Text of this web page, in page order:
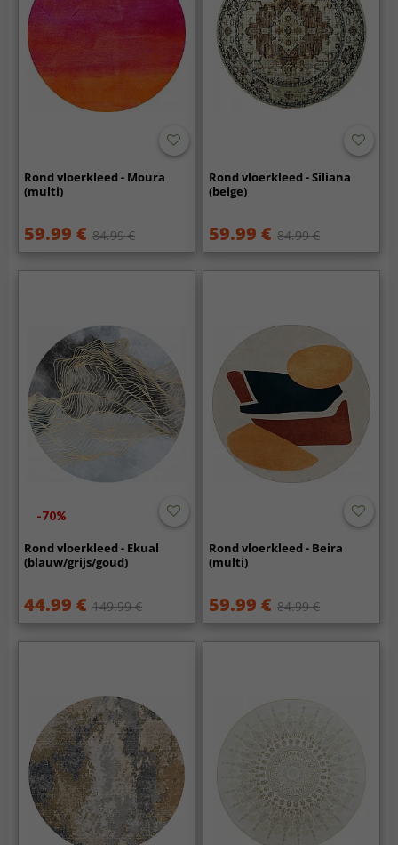
Rond vloerkleed - Moura
(multi)
59.99 € 84.99 €
Rond vloerkleed - Siliana
(beige)
59.99 € 84.99 €
-70%
Rond vloerkleed - Ekual
(blauw/grijs/goud)
44.99 € 149.99 €
Rond vloerkleed - Beira
(multi)
59.99 € 84.99 €